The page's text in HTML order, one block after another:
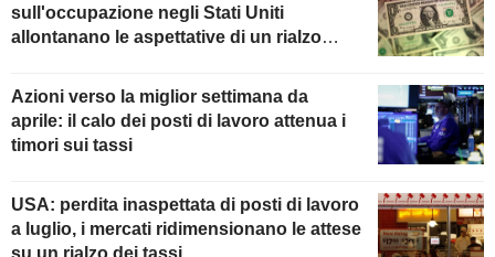
sull'occupazione negli Stati Uniti
allontanano le aspettative di un rialzo
Azioni verso la miglior settimana da
aprile: il calo dei posti di lavoro attenua i
timori sui tassi
USA: perdita inaspettata di posti di lavoro
a luglio, i mercati ridimensionano le attese
su un rialzo dei tassi